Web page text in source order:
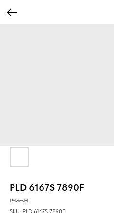
PLD 6167S 7890F
Polaroid
SKU: PLD 6167S 7890F